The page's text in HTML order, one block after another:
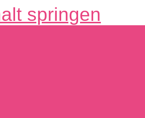
springen